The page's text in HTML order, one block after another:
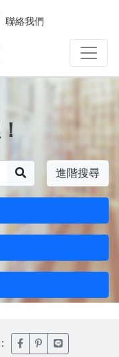
聯絡我們
進階搜尋
臉書分享(另開新視窗)
噗浪分享(另開新
Line分享(另